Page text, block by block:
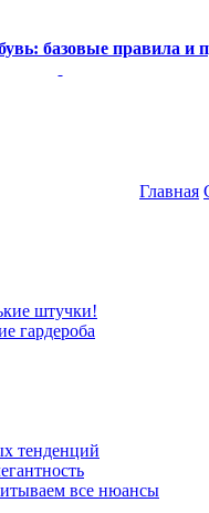
базовые правила и
Главная
штучки!
гардероба
тенденций
все нюансы